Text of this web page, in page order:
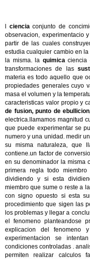
cienciaconjunto de
observacion, experimentacio
partir de las cuales
estudia cualquier cambio en
la misma. la quimicaciencia
transformaciones de las
materia es todo aquello que
propiedades generales cuyo
masa el volumen y la
caracteristicas valor propio y
de fusion, punto de
electrica.llamamos magnitud
que puede experimentar se
numero y una unidad. medir
su misma naturaleza, que
contiene.un factor de
en su denominador la misma
primera regla todo
dividiendo y si esta
miembro que sume o reste a
con signo opuesto si esta
procedimiento que sigen las
los problemas y llegar a
el fenomeno planteandose
explicacion del fenomeno
experimentacion se
condiciones controladas .
permiten realizar calculos